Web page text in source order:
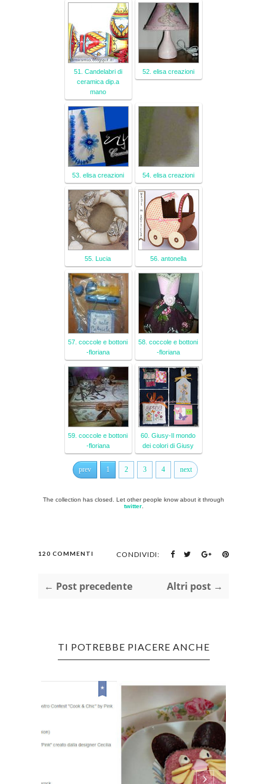
51. Candelabri di
ceramica dip.a
mano
52. elisa creazioni
53. elisa creazioni 54. elisa creazioni
55. Lucia 56. antonella
57. coccole e bottoni
-floriana
58. coccole e bottoni
-floriana
59. coccole e bottoni
-floriana
60. Giusy-Il mondo
dei colori di Giusy
prev 1 2 3 4 next
The collection has closed. Let other people know about it through
twitter.
120 COMMENTI CONDIVIDI:
← Post precedente Altri post →
TI POTREBBE PIACERE ANCHE